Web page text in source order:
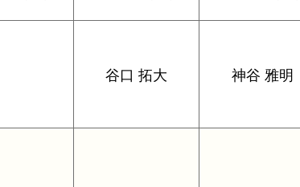
谷口 拓大 神谷 雅明